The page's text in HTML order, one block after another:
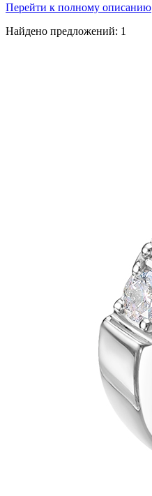
Перейти к полному описанию
Найдено предложений: 1